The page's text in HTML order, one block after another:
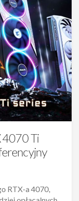
4070 Ti
RTX-a 4070,